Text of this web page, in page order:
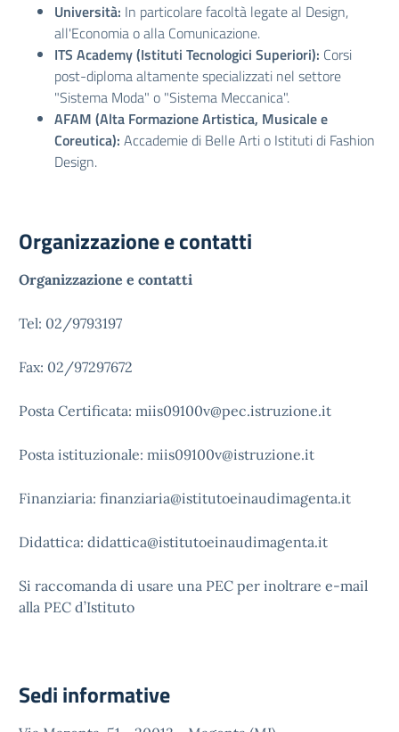
Università: In particolare facoltà legate al Design,
all'Economia o alla Comunicazione.
ITS Academy (Istituti Tecnologici Superiori): Corsi
post-diploma altamente specializzati nel settore
"Sistema Moda" o "Sistema Meccanica".
AFAM (Alta Formazione Artistica, Musicale e
Coreutica): Accademie di Belle Arti o Istituti di Fashion
Design.
Organizzazione e contatti
Organizzazione e contatti
Tel: 02/9793197
Fax: 02/97297672
Posta Certificata: miis09100v@pec.istruzione.it
Posta istituzionale: miis09100v@istruzione.it
Finanziaria: finanziaria@istitutoeinaudimagenta.it
Didattica: didattica@istitutoeinaudimagenta.it
Si raccomanda di usare una PEC per inoltrare e-mail
alla PEC d’Istituto
Sedi informative